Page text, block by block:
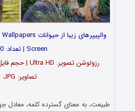
Screen | تعداد: 200
تصاویر: JPG
طبیعت، به معنای گسترده کلمه، معادل